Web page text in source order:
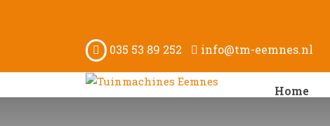
035 53 89 252 info@tm-eemnes.nl
Home